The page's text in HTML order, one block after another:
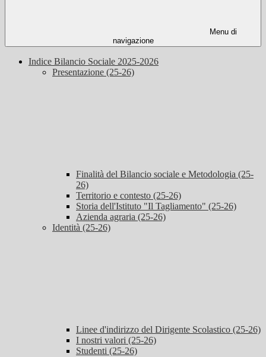
Menu di
navigazione
Indice Bilancio Sociale 2025-2026
Presentazione (25-26)
Finalità del Bilancio sociale e Metodologia (25-
26)
Territorio e contesto (25-26)
Storia dell'Istituto "Il Tagliamento" (25-26)
Azienda agraria (25-26)
Identità (25-26)
Linee d'indirizzo del Dirigente Scolastico (25-26)
I nostri valori (25-26)
Studenti (25-26)